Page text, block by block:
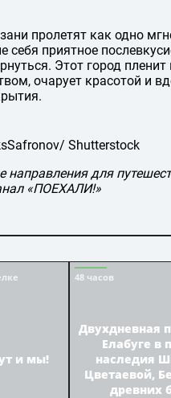
пролетят как одно
себя приятное
Этот город
очарует красотой и
Shutterstock
направления для
«ПОЕХАЛИ!»
и мы!
48 часов
Двухдневная
Елабуге в
наследия
Цветаевой,
древних